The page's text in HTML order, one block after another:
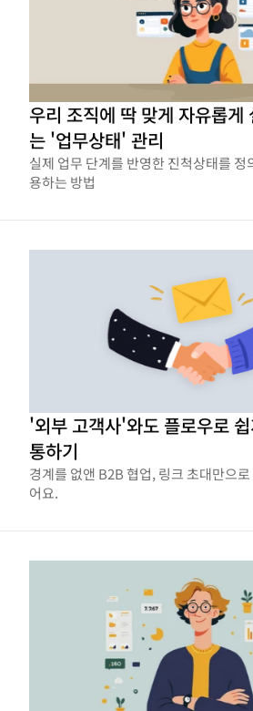
우리 조직에 딱 맞게 자유롭게
는 '업무상태' 관리
실제 업무 단계를 반영한 진척상태를 정
용하는 방법
'외부 고객사'와도 플로우로
통하기
경계를 없앤 B2B 협업, 링크 초대만으
어요.